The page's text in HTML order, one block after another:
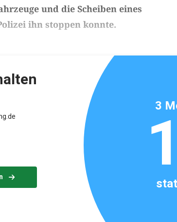
und die Scheiben eines
ihn stoppen konnte.
3